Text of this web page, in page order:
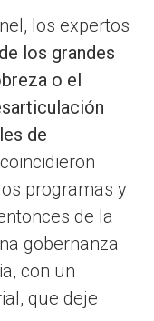
los expertos
los grandes
o el
de
programas y
de la
gobernanza
con un
que deje